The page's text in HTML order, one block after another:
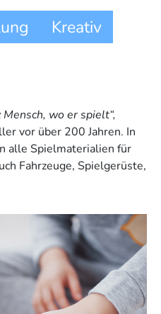
Kreativ
wo er spielt“,
vor über 200 Jahren. In
alle Spielmaterialien für
Fahrzeuge, Spielgerüste,